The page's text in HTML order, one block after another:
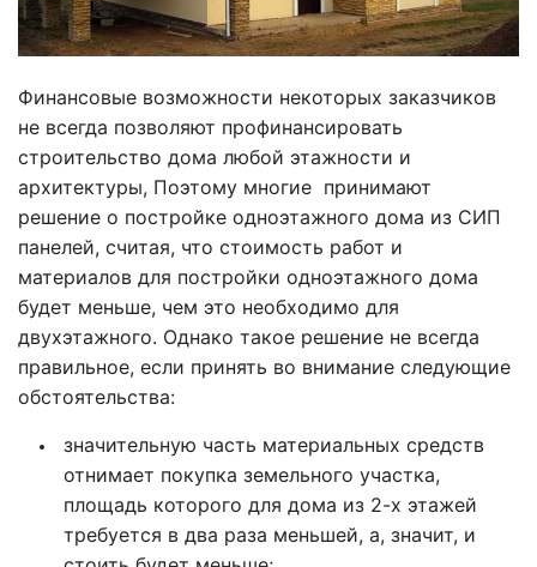
Финансовые возможности некоторых заказчиков
не всегда позволяют профинансировать
строительство дома любой этажности и
архитектуры, Поэтому многие принимают
решение о постройке одноэтажного дома из СИП
панелей, считая, что стоимость работ и
материалов для постройки одноэтажного дома
будет меньше, чем это необходимо для
двухэтажного. Однако такое решение не всегда
правильное, если принять во внимание следующие
обстоятельства:
значительную часть материальных средств
отнимает покупка земельного участка,
площадь которого для дома из 2-х этажей
требуется в два раза меньшей, а, значит, и